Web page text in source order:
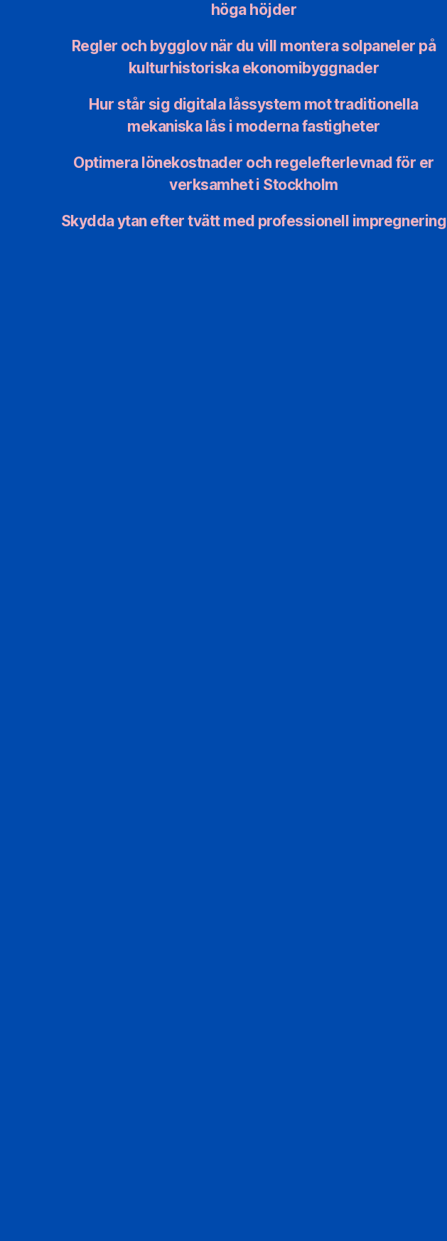
höga höjder
Regler och bygglov när du vill montera solpaneler på
kulturhistoriska ekonomibyggnader
Hur står sig digitala låssystem mot traditionella
mekaniska lås i moderna fastigheter
Optimera lönekostnader och regelefterlevnad för er
verksamhet i Stockholm
Skydda ytan efter tvätt med professionell impregnering